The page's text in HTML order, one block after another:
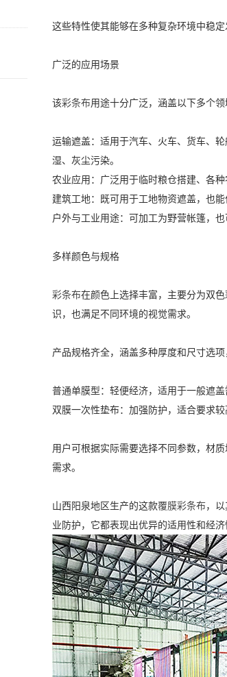
这些特性使其能够在多种复杂环境中稳定
广泛的应用场景
该彩条布用途十分广泛，涵盖以下多个领
运输遮盖：适用于汽车、火车、货车、
湿、灰尘污染。
农业应用：广泛用于临时粮仓搭建、各
建筑工地：既可用于工地物资遮盖，也
户外与工业用途：可加工为野营帐篷，
多样颜色与规格
彩条布在颜色上选择丰富，主要分为双色
识，也满足不同环境的视觉需求。
产品规格齐全，涵盖多种厚度和尺寸选项
普通单膜型：轻便经济，适用于一般遮盖
双膜一次性垫布：加强防护，适合要求较
用户可根据实际需要选择不同参数，材
需求。
山西阳泉地区生产的这款覆膜彩条布，
业防护，它都表现出优异的适用性和经